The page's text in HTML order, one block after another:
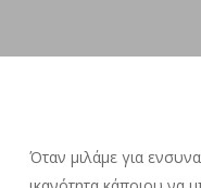
Όταν μιλάμε για